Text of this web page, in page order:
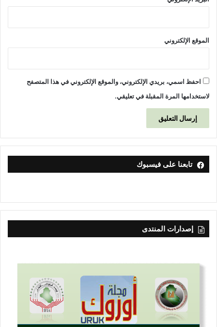
الموقع الإلكتروني
احفظ اسمي، بريدي الإلكتروني، والموقع الإلكتروني في هذا المتصفح
لاستخدامها المرة المقبلة في تعليقي.
تابعنا على فيسبوك
إصدارات المنتدى